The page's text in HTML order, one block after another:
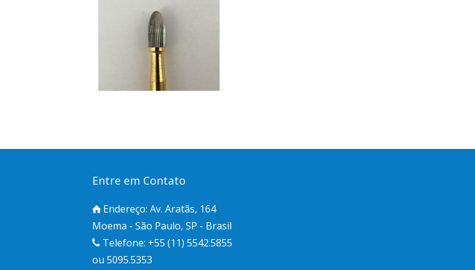
Entre em Contato
Endereço: Av. Aratãs, 164
Moema - São Paulo, SP - Brasil
Telefone: +55 (11) 5542.5855
ou 5095.5353